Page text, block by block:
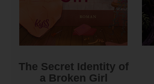
The Secret Identity of
a Broken Girl